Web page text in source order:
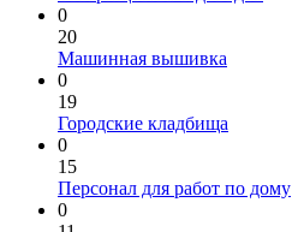
0
20
Машинная вышивка
0
19
Городские кладбища
0
15
Персонал для работ по дому
0